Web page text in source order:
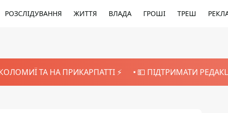
РОЗСЛІДУВАННЯ ЖИТТЯ ВЛАДА ГРОШІ ТРЕШ
ТА НА ПРИКАРПАТТІ ⚡️ 💵 ПІДТРИМАТИ